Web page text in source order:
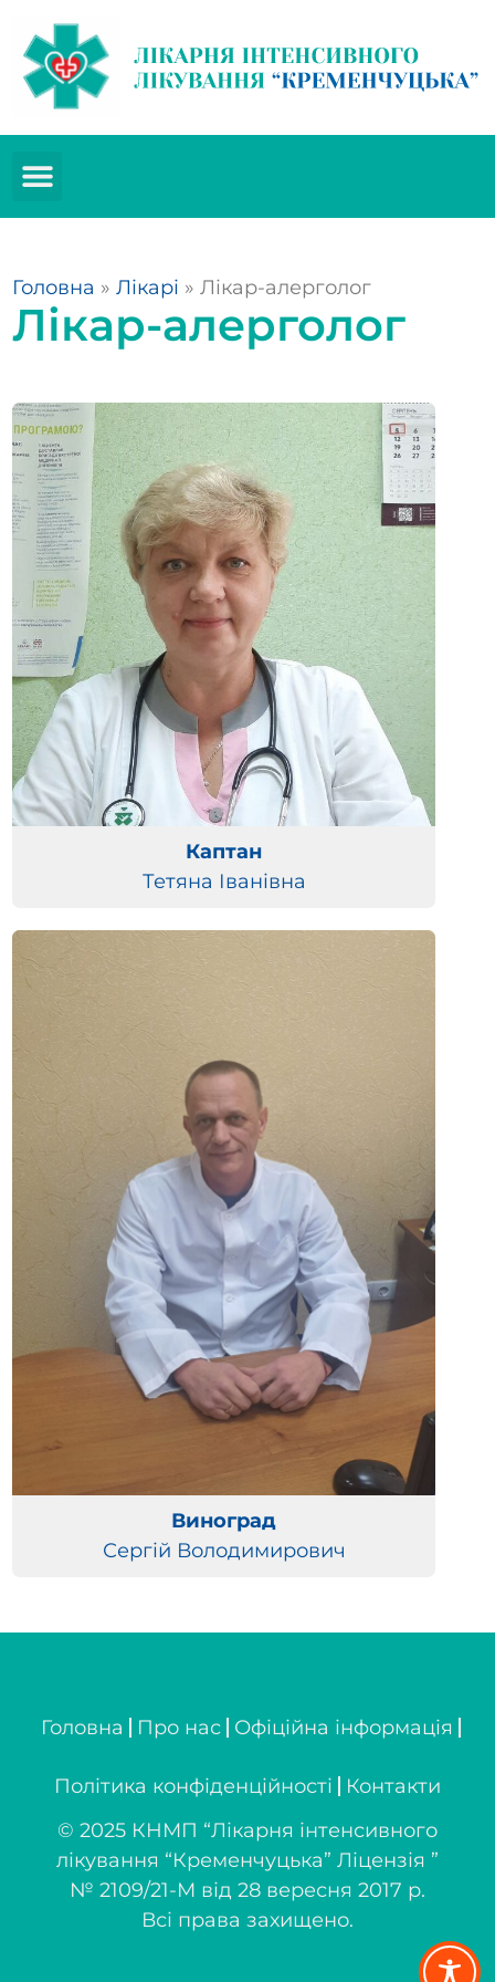
Головна »Лікарі »Лікар-алерголог
Лікар-алерголог
Каптан
Тетяна Іванівна
Виноград
Сергій Володимирович
Головна Про нас Офіційна інформація
Політика конфіденційності
Контакти
© 2025 КНМП “Лікарня інтенсивного
лікування “Кременчуцька” Ліцензія ”
№ 2109/21-М від 28 вересня 2017 р.
Всі права захищено.